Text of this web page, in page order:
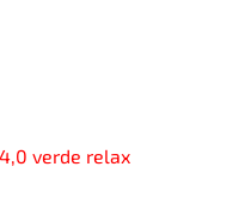
verde relax